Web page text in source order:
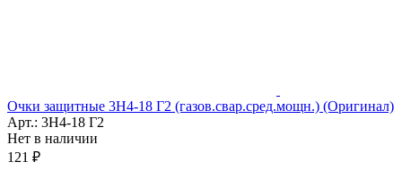
Очки защитные 3Н4-18 Г2 (газов.свар.сред.мощн.) (Оригинал)
Арт.: 3Н4-18 Г2
Нет в наличии
121 ₽